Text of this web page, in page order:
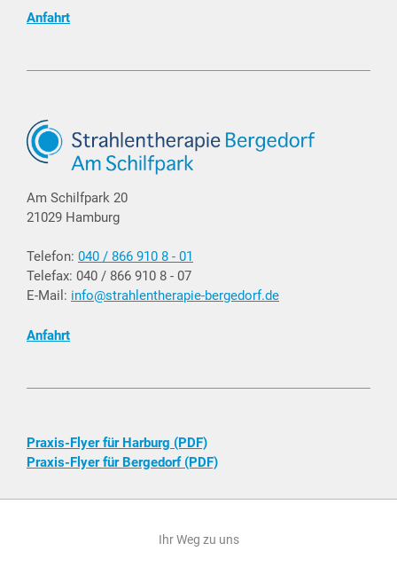
Anfahrt
Am Schilfpark 20
21029 Hamburg
Telefon: 040 / 866 910 8 - 01
Telefax: 040 / 866 910 8 - 07
E-Mail: info@strahlentherapie-bergedorf.de
Anfahrt
Praxis-Flyer für Harburg (PDF)
Praxis-Flyer für Bergedorf (PDF)
Ihr Weg zu uns